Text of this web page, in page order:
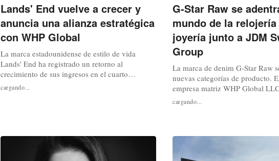
Lands' End vuelve a crecer y
anuncia una alianza estratégica
con WHP Global
La marca estadounidense de estilo de vida
Lands' End ha registrado un retorno al
crecimiento de sus ingresos en el cuarto
trimestre del ejercicio fiscal 2025, junto con una
alianza transformadora con la firma de gestión
cargando...
G-Star Raw se
mundo de la
joyería junto a JDM
Group
La marca de denim G-Star Raw
nuevas categorías de producto.
empresa matriz WHP Global
ha firmado un acuerdo de
y de alcance mundial con JDM
producir y comercializar los...
cargando...